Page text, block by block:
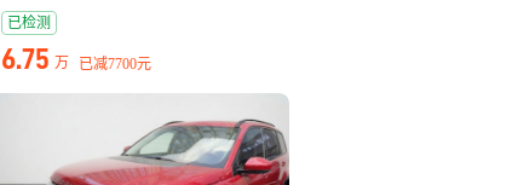
已检测
6.75 万 已减7700元